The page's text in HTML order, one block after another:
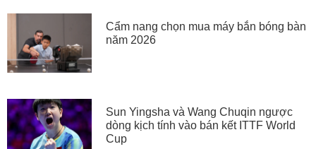
Cẩm nang chọn mua máy bắn bóng bàn
năm 2026
Sun Yingsha và Wang Chuqin ngược
dòng kịch tính vào bán kết ITTF World
Cup